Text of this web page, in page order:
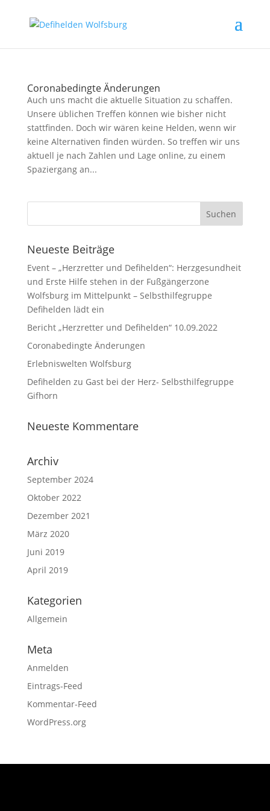
Coronabedingte Änderungen
Auch uns macht die aktuelle Situation zu schaffen.
Unsere üblichen Treffen können wie bisher nicht
stattfinden. Doch wir wären keine Helden, wenn wir
keine Alternativen finden würden. So treffen wir uns
aktuell je nach Zahlen und Lage online, zu einem
Spaziergang an...
Neueste Beiträge
Event – „Herzretter und Defihelden“: Herzgesundheit
und Erste Hilfe stehen in der Fußgängerzone
Wolfsburg im Mittelpunkt – Selbsthilfegruppe
Defihelden lädt ein
Bericht „Herzretter und Defihelden“ 10.09.2022
Coronabedingte Änderungen
Erlebniswelten Wolfsburg
Defihelden zu Gast bei der Herz- Selbsthilfegruppe
Gifhorn
Neueste Kommentare
Archiv
September 2024
Oktober 2022
Dezember 2021
März 2020
Juni 2019
April 2019
Kategorien
Allgemein
Meta
Anmelden
Eintrags-Feed
Kommentar-Feed
WordPress.org